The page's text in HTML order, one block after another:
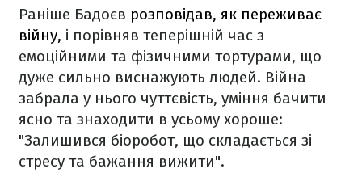
Раніше Бадоєв розповідав, як переживає
війну, і порівняв теперішній час з
емоційними та фізичними тортурами, що
дуже сильно виснажують людей. Війна
забрала у нього чуттєвість, уміння бачити
ясно та знаходити в усьому хороше:
"Залишився біоробот, що складається зі
стресу та бажання вижити".